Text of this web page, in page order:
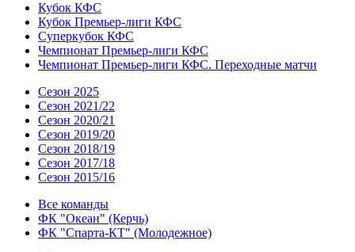
Кубок КФС
Кубок Премьер-лиги КФС
Суперкубок КФС
Чемпионат Премьер-лиги КФС
Чемпионат Премьер-лиги КФС. Переходные матчи
Сезон 2025
Сезон 2021/22
Сезон 2020/21
Сезон 2019/20
Сезон 2018/19
Сезон 2017/18
Сезон 2015/16
Все команды
ФК "Океан" (Керчь)
ФК "Спарта-КТ" (Молодежное)